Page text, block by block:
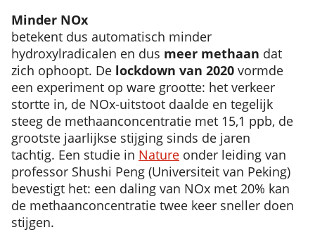
Minder NOx
betekent dus automatisch minder
hydroxylradicalen en dus meer methaan dat
zich ophoopt. De lockdown van 2020 vormde
een experiment op ware grootte: het verkeer
stortte in, de NOx-uitstoot daalde en tegelijk
steeg de methaanconcentratie met 15,1 ppb, de
grootste jaarlijkse stijging sinds de jaren
tachtig. Een studie in Nature onder leiding van
professor Shushi Peng (Universiteit van Peking)
bevestigt het: een daling van NOx met 20% kan
de methaanconcentratie twee keer sneller doen
stijgen.